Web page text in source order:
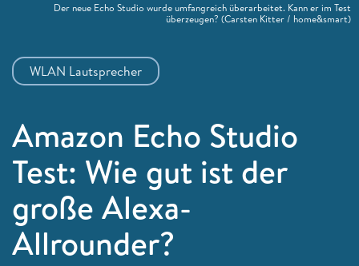
WLAN Lautsprecher
Amazon Echo Studio
Test: Wie gut ist der
große Alexa-
Allrounder?
Der neue Echo Studio wurde umfangreich überarbeitet. Kann er im Test
überzeugen? (Carsten Kitter / home&smart)